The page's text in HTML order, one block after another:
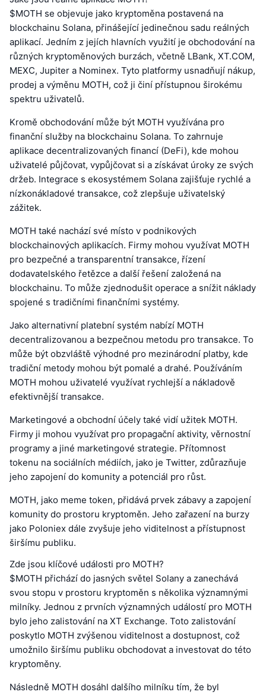
$MOTH se objevuje jako kryptoměna postavená na
blockchainu Solana, přinášející jedinečnou sadu reálných
aplikací. Jedním z jejích hlavních využití je obchodování na
různých kryptoměnových burzách, včetně LBank, XT.COM,
MEXC, Jupiter a Nominex. Tyto platformy usnadňují nákup,
prodej a výměnu MOTH, což ji činí přístupnou širokému
spektru uživatelů.
Kromě obchodování může být MOTH využívána pro
finanční služby na blockchainu Solana. To zahrnuje
aplikace decentralizovaných financí (DeFi), kde mohou
uživatelé půjčovat, vypůjčovat si a získávat úroky ze svých
držeb. Integrace s ekosystémem Solana zajišťuje rychlé a
nízkonákladové transakce, což zlepšuje uživatelský
zážitek.
MOTH také nachází své místo v podnikových
blockchainových aplikacích. Firmy mohou využívat MOTH
pro bezpečné a transparentní transakce, řízení
dodavatelského řetězce a další řešení založená na
blockchainu. To může zjednodušit operace a snížit náklady
spojené s tradičními finančními systémy.
Jako alternativní platební systém nabízí MOTH
decentralizovanou a bezpečnou metodu pro transakce. To
může být obzvláště výhodné pro mezinárodní platby, kde
tradiční metody mohou být pomalé a drahé. Používáním
MOTH mohou uživatelé využívat rychlejší a nákladově
efektivnější transakce.
Marketingové a obchodní účely také vidí užitek MOTH.
Firmy ji mohou využívat pro propagační aktivity, věrnostní
programy a jiné marketingové strategie. Přítomnost
tokenu na sociálních médiích, jako je Twitter, zdůrazňuje
jeho zapojení do komunity a potenciál pro růst.
MOTH, jako meme token, přidává prvek zábavy a zapojení
komunity do prostoru kryptoměn. Jeho zařazení na burzy
jako Poloniex dále zvyšuje jeho viditelnost a přístupnost
širšímu publiku.
Zde jsou klíčové události pro MOTH?
$MOTH přichází do jasných světel Solany a zanechává
svou stopu v prostoru kryptoměn s několika významnými
milníky. Jednou z prvních významných událostí pro MOTH
bylo jeho zalistování na XT Exchange. Toto zalistování
poskytlo MOTH zvýšenou viditelnost a dostupnost, což
umožnilo širšímu publiku obchodovat a investovat do této
kryptoměny.
Následně MOTH dosáhl dalšího milníku tím, že byl